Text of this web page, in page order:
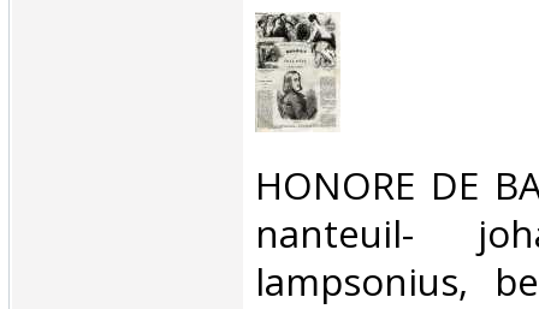
‎HONORE DE
nanteuil-
lampsonius,